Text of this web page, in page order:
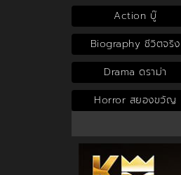
Action บู๊
Biography ชีวิตจริง
Drama ดราม่า
Horror สยองขวัญ